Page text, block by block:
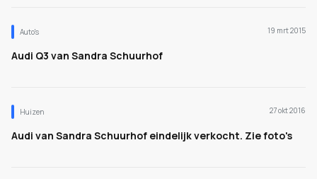
Auto's 19 mrt 2015
Audi Q3 van Sandra Schuurhof
Huizen 27 okt 2016
Audi van Sandra Schuurhof eindelijk verkocht. Zie foto's